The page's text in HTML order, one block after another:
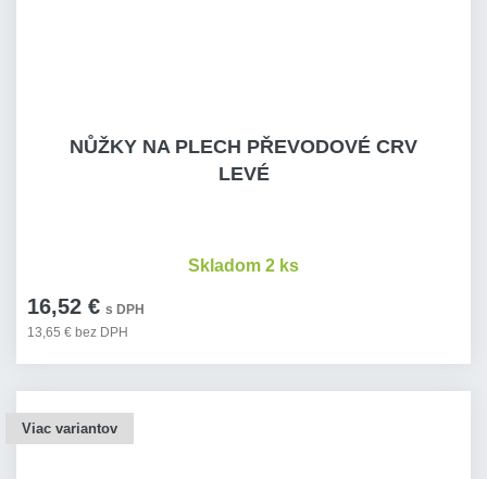
NŮŽKY NA PLECH PŘEVODOVÉ CRV
LEVÉ
16,52 € s DPH
13,65 € bez DPH
Skladom 2 ks
Viac variantov